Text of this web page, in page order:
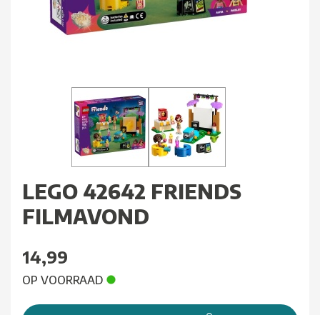
LEGO 42642 FRIENDS
FILMAVOND
14,99
OP VOORRAAD